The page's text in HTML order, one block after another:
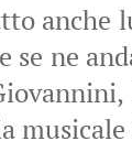
anche
se ne